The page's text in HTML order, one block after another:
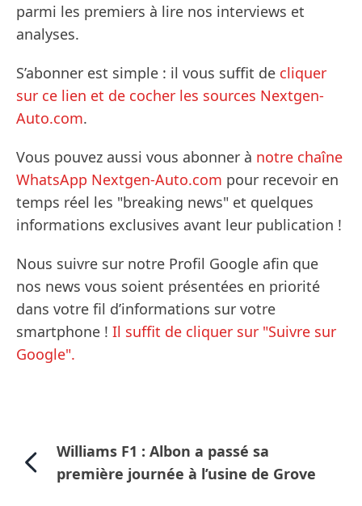
parmi les premiers à lire nos interviews et
analyses.
S’abonner est simple : il vous suffit de cliquer
sur ce lien et de cocher les sources Nextgen-
Auto.com.
Vous pouvez aussi vous abonner à notre chaîne
WhatsApp Nextgen-Auto.com pour recevoir en
temps réel les "breaking news" et quelques
informations exclusives avant leur publication !
Nous suivre sur notre Profil Google afin que
nos news vous soient présentées en priorité
dans votre fil d’informations sur votre
smartphone ! Il suffit de cliquer sur "Suivre sur
Google".
Williams F1 : Albon a passé sa
première journée à l’usine de Grove